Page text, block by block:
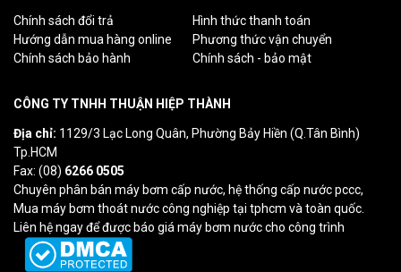
Chính sách đổi trả
Hình thức thanh toán
Hướng dẫn mua hàng online
Phương thức vận chuyển
Chính sách bảo hành
Chính sách - bảo mật
CÔNG TY TNHH THUẬN HIỆP THÀNH
Địa chỉ: 1129/3 Lạc Long Quân, Phường Bảy Hiền (Q.Tân Bình)
Tp.HCM
Fax: (08) 6266 0505
Chuyên phân bán máy bơm cấp nước, hệ thống cấp nước pccc,
Mua máy bơm thoát nước công nghiệp tại tphcm và toàn quốc.
Liên hệ ngay để được báo giá máy bơm nước cho công trình